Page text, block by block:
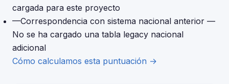
cargada para este proyecto
—Correspondencia con sistema nacional anterior —
No se ha cargado una tabla legacy nacional
adicional
Cómo calculamos esta puntuación →